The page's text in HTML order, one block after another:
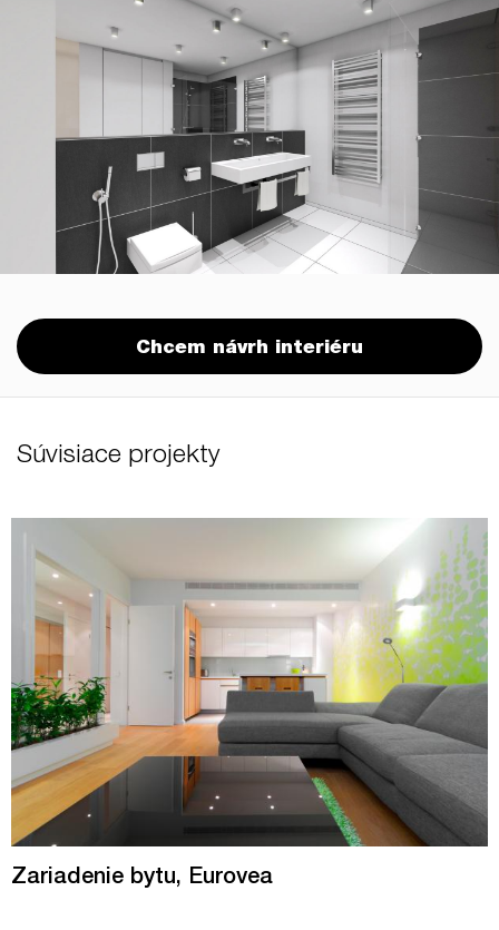
Chcem návrh interiéru
Súvisiace projekty
Zariadenie bytu, Eurovea